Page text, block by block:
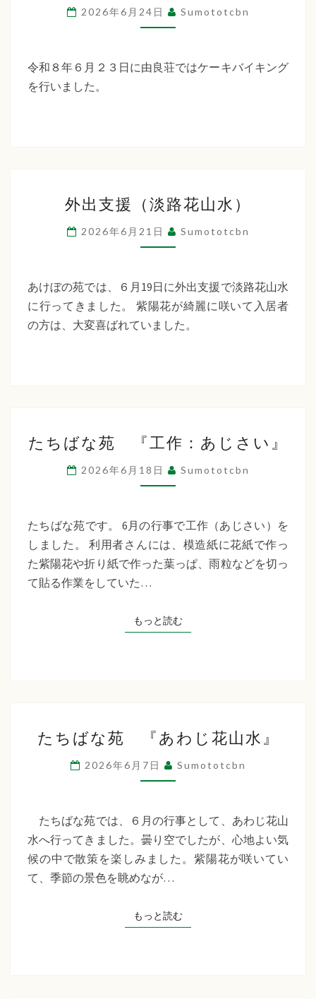
キ
バ
キ
2026年6月24日 Sumototcbn
令和８年６月２３日に由良荘ではケーキバイキング
を行いました。
出
支
援
路
花
山
外出支援（淡路花山水）
2026年6月21日 Sumototcbn
あけぼの苑では、６月19日に外出支援で淡路花山水
に行ってきました。 紫陽花が綺麗に咲いて入居者
の方は、大変喜ばれていました。
ち
ば
な
『工
作：
あ
い』
たちばな苑 『工作：あじさい』
2026年6月18日 Sumototcbn
たちばな苑です。 6月の行事で工作（あじさい）を
しました。 利用者さんには、模造紙に花紙で作っ
た紫陽花や折り紙で作った葉っぱ、雨粒などを切っ
て貼る作業をしていた…
もっと読むもっと読む
ち
ば
な
『あ
わ
じ
花
水』
たちばな苑 『あわじ花山水』
2026年6月7日 Sumototcbn
たちばな苑では、６月の行事として、あわじ花山
水へ行ってきました。曇り空でしたが、心地よい気
候の中で散策を楽しみました。紫陽花が咲いてい
て、季節の景色を眺めなが…
もっと読むもっと読む